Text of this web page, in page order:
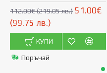
112.00€ (219.05 лв.) 51.00€
(99.75 лв.)
КУПИ
Поръчай